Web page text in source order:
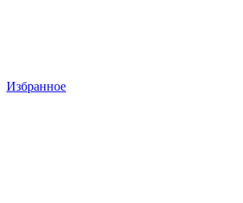
Избранное